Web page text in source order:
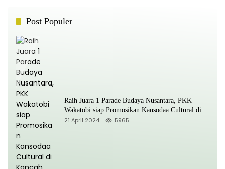
Post Populer
Raih Juara 1 Parade Budaya Nusantara, PKK
Wakatobi siap Promosikan Kansodaa Cultural di
Kancah Nasional
21 April 2024 5965